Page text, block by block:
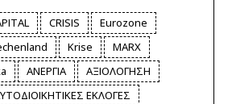
CRISIS
Eurozone
Krise
MARX
ΑΝΕΡΓΙΑ
ΑΞΙΟΛΟΓΗΣΗ
ΕΚΛΟΓΕΣ